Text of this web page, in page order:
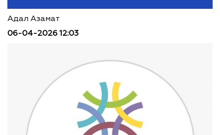
Адал Азамат
06-04-2026 12:03